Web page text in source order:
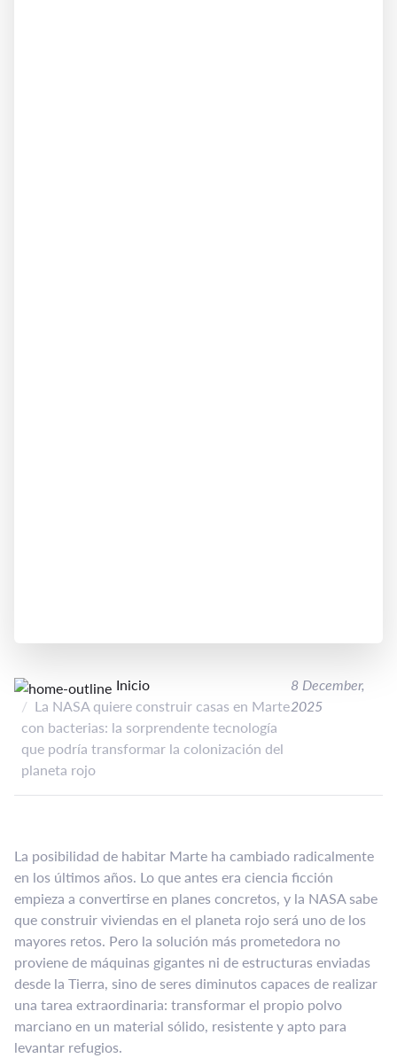
Inicio
La NASA quiere construir casas en Marte
con bacterias: la sorprendente tecnología
que podría transformar la colonización del
planeta rojo
8 December,
2025
La posibilidad de habitar Marte ha cambiado radicalmente
en los últimos años. Lo que antes era ciencia ficción
empieza a convertirse en planes concretos, y la NASA sabe
que construir viviendas en el planeta rojo será uno de los
mayores retos. Pero la solución más prometedora no
proviene de máquinas gigantes ni de estructuras enviadas
desde la Tierra, sino de seres diminutos capaces de realizar
una tarea extraordinaria: transformar el propio polvo
marciano en un material sólido, resistente y apto para
levantar refugios.